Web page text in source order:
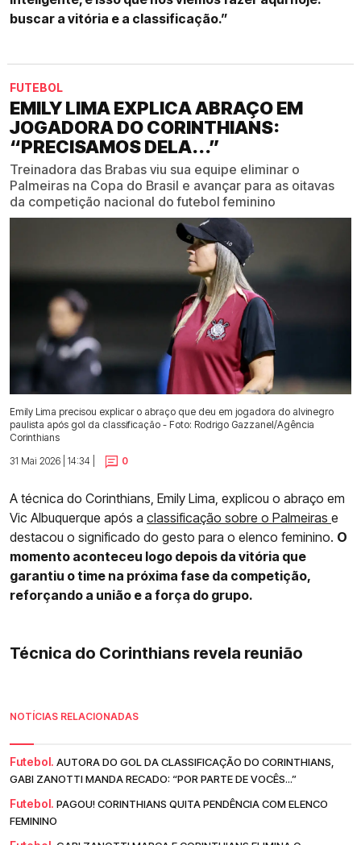
buscar a vitória e a classificação.”
FUTEBOL
EMILY LIMA EXPLICA ABRAÇO EM
JOGADORA DO CORINTHIANS:
“PRECISAMOS DELA...”
Treinadora das Brabas viu sua equipe eliminar o
Palmeiras na Copa do Brasil e avançar para as oitavas
da competição nacional do futebol feminino
Emily Lima precisou explicar o abraço que deu em jogadora do alvinegro
paulista após gol da classificação - Foto: Rodrigo Gazzanel/Agência
Corinthians
31 Mai 2026 | 14:34 |
0
A técnica do Corinthians, Emily Lima, explicou o abraço em
Vic Albuquerque após a classificação sobre o Palmeiras e
destacou o significado do gesto para o elenco feminino. O
momento aconteceu logo depois da vitória que
garantiu o time na próxima fase da competição,
reforçando a união e a força do grupo.
Técnica do Corinthians revela reunião
NOTÍCIAS RELACIONADAS
Futebol. AUTORA DO GOL DA CLASSIFICAÇÃO DO CORINTHIANS,
GABI ZANOTTI MANDA RECADO: “POR PARTE DE VOCÊS...”
Futebol. PAGOU! CORINTHIANS QUITA PENDÊNCIA COM ELENCO
FEMININO